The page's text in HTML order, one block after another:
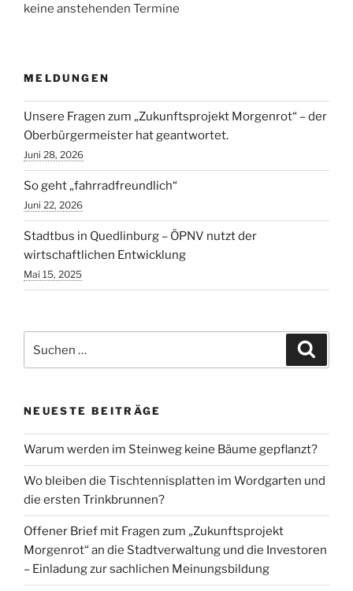
keine anstehenden Termine
MELDUNGEN
Unsere Fragen zum „Zukunftsprojekt Morgenrot“ – der
Oberbürgermeister hat geantwortet.
Juni 28, 2026
So geht „fahrradfreundlich“
Juni 22, 2026
Stadtbus in Quedlinburg – ÖPNV nutzt der
wirtschaftlichen Entwicklung
Mai 15, 2025
nach:
NEUESTE BEITRÄGE
Warum werden im Steinweg keine Bäume gepflanzt?
Wo bleiben die Tischtennisplatten im Wordgarten und
die ersten Trinkbrunnen?
Offener Brief mit Fragen zum „Zukunftsprojekt
Morgenrot“ an die Stadtverwaltung und die Investoren
– Einladung zur sachlichen Meinungsbildung